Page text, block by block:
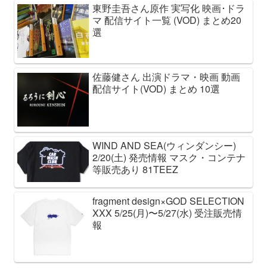
東野圭吾さん原作 実写化 映画･ドラ
マ 配信サイト一覧 (VOD) まとめ20
選
佐藤健さん 出演ドラマ・映画 動画
配信サイト(VOD) まとめ 10選
WIND AND SEA(ウィンダンシー)
2/20(土) 発売情報 マスク・コンテナ
等販売あり 81TEEZ
fragment design×GOD SELECTION
XXX 5/25(月)〜5/27(水) 受注販売情
報